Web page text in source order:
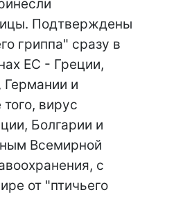
Подтверждены
гриппа" сразу в
ЕС - Греции,
Германии и
вирус
Болгарии и
Всемирной
с
от "птичьего